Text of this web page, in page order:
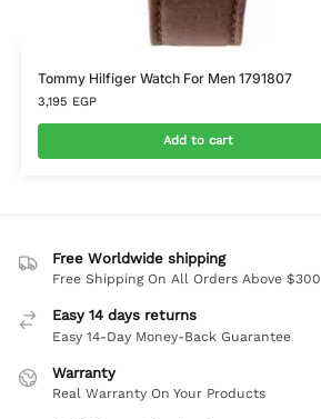
Tommy Hilfiger Watch For Men 1791807
3,195 EGP
Add to cart
Free Worldwide shipping
Free Shipping On All Orders Above $300
Easy 14 days returns
Easy 14-Day Money-Back Guarantee
Warranty
Real Warranty On Your Products